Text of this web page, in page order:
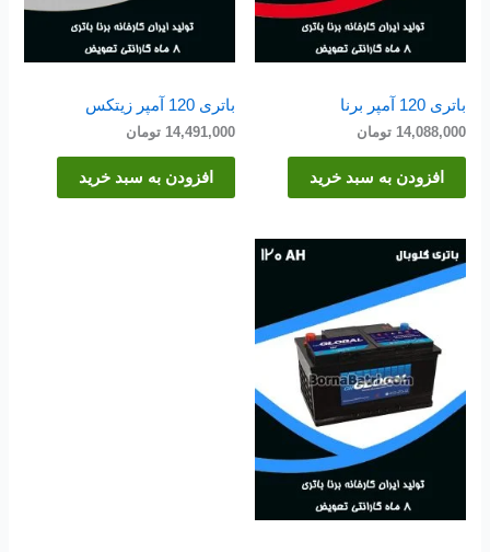
باتری 120 آمپر برنا
14,088,000 تومان
افزودن به سبد خرید
باتری 120 آمپر زیتکس
14,491,000 تومان
افزودن به سبد خرید